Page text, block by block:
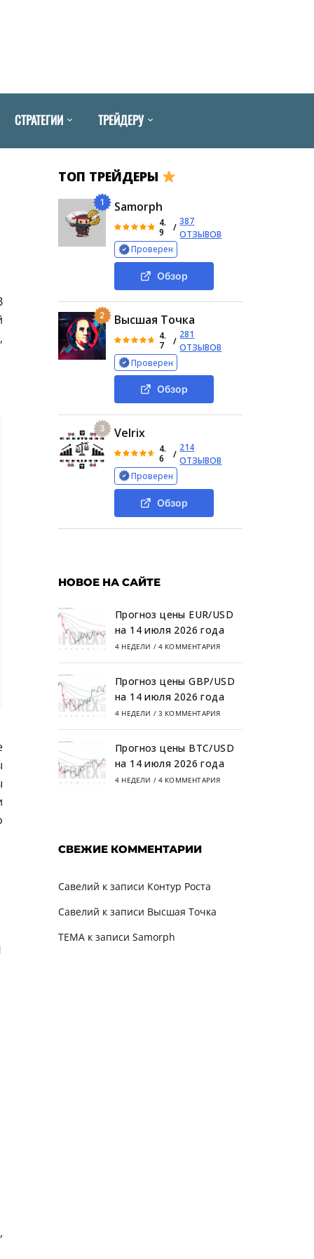
СТРАТЕГИИ ТРЕЙДЕРУ
ТОП ТРЕЙДЕРЫ
1 Samorph
4.
9
/
387
ОТЗЫВОВ
Проверен
Обзор
2 Высшая Точка
4.
7
/
281
ОТЗЫВОВ
Проверен
Обзор
3 Velrix
4.
6
/
214
ОТЗЫВОВ
Проверен
Обзор
НОВОЕ НА САЙТЕ
Прогноз цены EUR/USD
на 14 июля 2026 года
4 НЕДЕЛИ / 4 КОММЕНТАРИЯ
Прогноз цены GBP/USD
на 14 июля 2026 года
4 НЕДЕЛИ / 3 КОММЕНТАРИЯ
Прогноз цены BTC/USD
на 14 июля 2026 года
4 НЕДЕЛИ / 4 КОММЕНТАРИЯ
СВЕЖИЕ КОММЕНТАРИИ
Савелий к записи Контур Роста
Савелий к записи Высшая Точка
TEMAк записи Samorph